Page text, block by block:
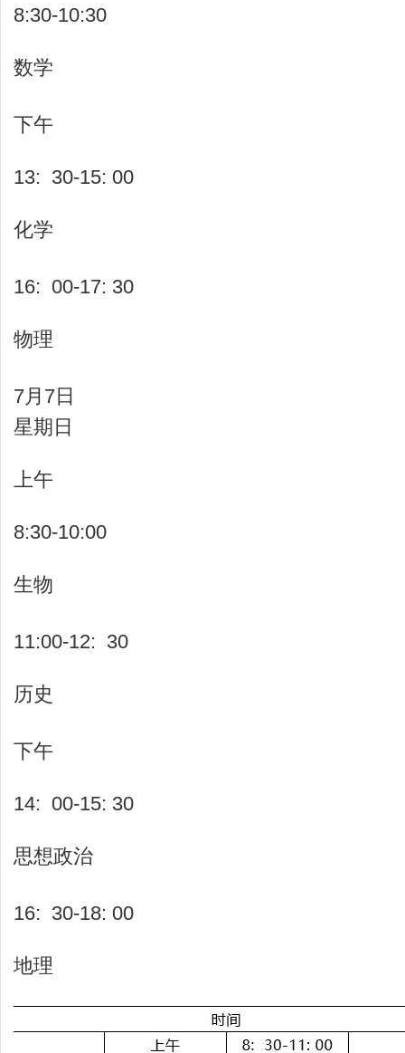
8:30-10:30
数学
下午
13: 30-15: 00
化学
16: 00-17: 30
物理
7月7日
星期日
上午
8:30-10:00
生物
11:00-12: 30
历史
下午
14: 00-15: 30
思想政治
16: 30-18: 00
地理